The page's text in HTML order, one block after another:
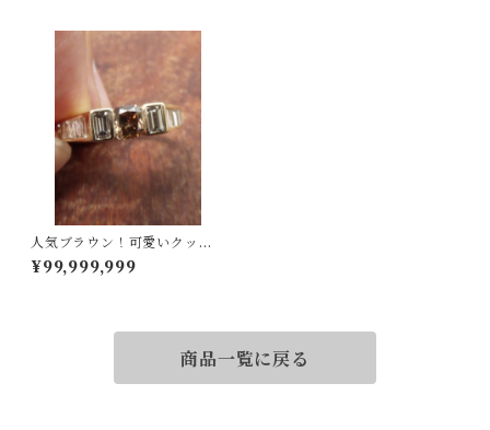
人気ブラウン！可愛いクッシ
ョンカット！K18ダイヤリン
グ 12号
¥99,999,999
商品一覧に戻る